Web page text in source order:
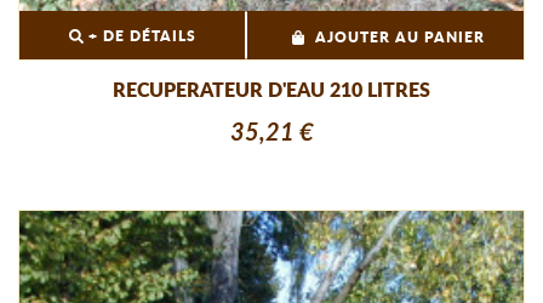
+ DE DÉTAILS AJOUTER AU PANIER
RECUPERATEUR D'EAU 210 LITRES
35,21 €